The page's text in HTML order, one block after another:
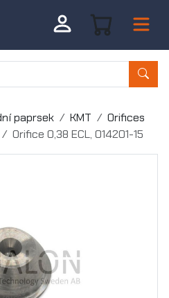
paprsek KMT
Orifices
Orifice 0,38 ECL, 014201-15